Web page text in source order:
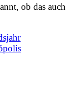
ob das auch